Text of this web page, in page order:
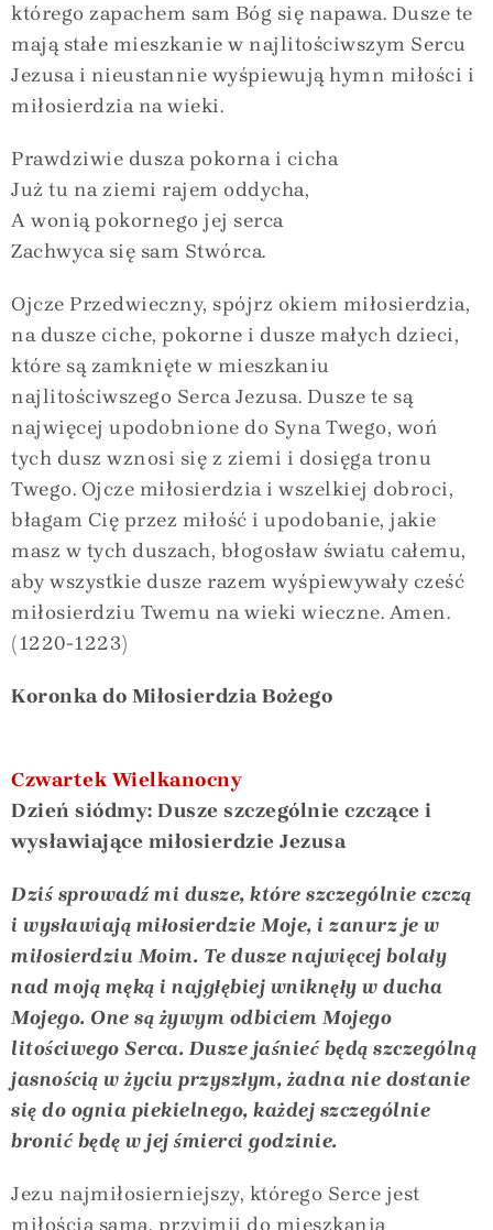
którego zapachem sam Bóg się napawa. Dusze te
mają stałe mieszkanie w najlitościwszym Sercu
Jezusa i nieustannie wyśpiewują hymn miłości i
miłosierdzia na wieki.
Prawdziwie dusza pokorna i cicha
Już tu na ziemi rajem oddycha,
A wonią pokornego jej serca
Zachwyca się sam Stwórca.
Ojcze Przedwieczny, spójrz okiem miłosierdzia,
na dusze ciche, pokorne i dusze małych dzieci,
które są zamknięte w mieszkaniu
najlitościwszego Serca Jezusa. Dusze te są
najwięcej upodobnione do Syna Twego, woń
tych dusz wznosi się z ziemi i dosięga tronu
Twego. Ojcze miłosierdzia i wszelkiej dobroci,
błagam Cię przez miłość i upodobanie, jakie
masz w tych duszach, błogosław światu całemu,
aby wszystkie dusze razem wyśpiewywały cześć
miłosierdziu Twemu na wieki wieczne. Amen.
(1220-1223)
Koronka do Miłosierdzia Bożego
Czwartek Wielkanocny
Dzień siódmy: Dusze szczególnie czczące i
wysławiające miłosierdzie Jezusa
Dziś sprowadź mi dusze, które szczególnie czczą
i wysławiają miłosierdzie Moje, i zanurz je w
miłosierdziu Moim. Te dusze najwięcej bolały
nad moją męką i najgłębiej wniknęły w ducha
Mojego. One są żywym odbiciem Mojego
litościwego Serca. Dusze jaśnieć będą szczególną
jasnością w życiu przyszłym, żadna nie dostanie
się do ognia piekielnego, każdej szczególnie
bronić będę w jej śmierci godzinie.
Jezu najmiłosierniejszy, którego Serce jest
miłością samą, przyjmij do mieszkania